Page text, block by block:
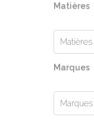
Matières
Matières
Marques
Marques